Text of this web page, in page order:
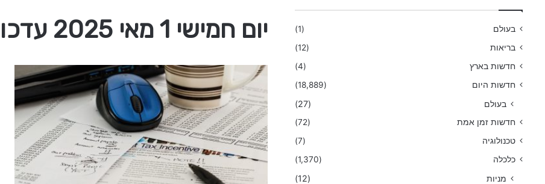
יום חמישי 1 מאי 2025 עדכון פיננסי בעולם
(1)
בריאות
(12)
חדשות בארץ
(4)
חדשות היום
(18,889)
בעולם (27)
חדשות זמן אמת
(72)
טכנולוגיה
(7)
כלכלה
(1,370)
מניות (12)